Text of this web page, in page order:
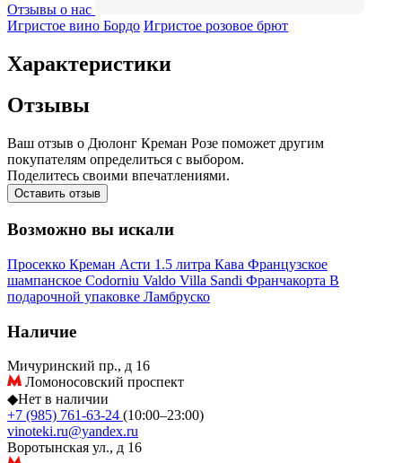
Отзывы о нас
Игристое вино Бордо Игристое розовое брют
Характеристики
Отзывы
Ваш отзыв о Дюлонг Креман Розе поможет другим
покупателям определиться с выбором.
Поделитесь своими впечатлениями.
Оставить отзыв
Возможно вы искали
Просекко Креман Асти 1.5 литра Кава Французское
шампанское Codorniu Valdo Villa Sandi Франчакорта В
подарочной упаковке Ламбруско
Наличие
Мичуринский пр., д 16
Ломоносовский проспект
◆Нет в наличии
+7 (985) 761-63-24 (10:00–23:00)
vinoteki.ru@yandex.ru
Воротынская ул., д 16